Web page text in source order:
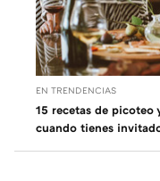
EN TRENDENCIAS
15 recetas de picoteo
cuando tienes